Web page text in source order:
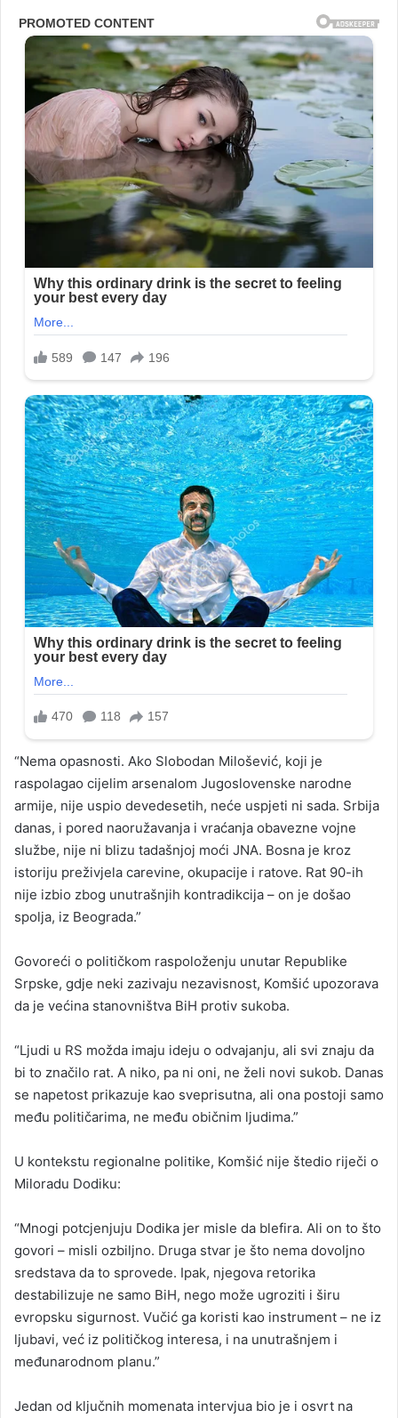
“Nema opasnosti. Ako Slobodan Milošević, koji je
raspolagao cijelim arsenalom Jugoslovenske narodne
armije, nije uspio devedesetih, neće uspjeti ni sada. Srbija
danas, i pored naoružavanja i vraćanja obavezne vojne
službe, nije ni blizu tadašnjoj moći JNA. Bosna je kroz
istoriju preživjela carevine, okupacije i ratove. Rat 90-ih
nije izbio zbog unutrašnjih kontradikcija – on je došao
spolja, iz Beograda.”
Govoreći o političkom raspoloženju unutar Republike
Srpske, gdje neki zazivaju nezavisnost, Komšić upozorava
da je većina stanovništva BiH protiv sukoba.
“Ljudi u RS možda imaju ideju o odvajanju, ali svi znaju da
bi to značilo rat. A niko, pa ni oni, ne želi novi sukob. Danas
se napetost prikazuje kao sveprisutna, ali ona postoji samo
među političarima, ne među običnim ljudima.”
U kontekstu regionalne politike, Komšić nije štedio riječi o
Miloradu Dodiku:
“Mnogi potcjenjuju Dodika jer misle da blefira. Ali on to što
govori – misli ozbiljno. Druga stvar je što nema dovoljno
sredstava da to sprovede. Ipak, njegova retorika
destabilizuje ne samo BiH, nego može ugroziti i širu
evropsku sigurnost. Vučić ga koristi kao instrument – ne iz
ljubavi, već iz političkog interesa, i na unutrašnjem i
međunarodnom planu.”
Jedan od ključnih momenata intervjua bio je i osvrt na